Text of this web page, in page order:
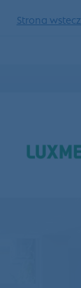
Strona wstecz